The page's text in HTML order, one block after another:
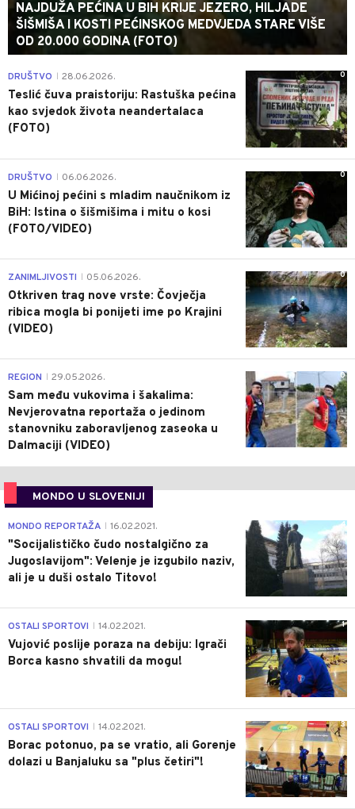
NAJDUŽA PEĆINA U BIH KRIJE JEZERO, HILJADE
ŠIŠMIŠA I KOSTI PEĆINSKOG MEDVJEDA STARE VIŠE
OD 20.000 GODINA (FOTO)
0
DRUŠTVO 28.06.2026.
Teslić čuva praistoriju: Rastuška pećina
kao svjedok života neandertalaca
(FOTO)
0
DRUŠTVO 06.06.2026.
U Mićinoj pećini s mladim naučnikom iz
BiH: Istina o šišmišima i mitu o kosi
(FOTO/VIDEO)
0
ZANIMLJIVOSTI 05.06.2026.
Otkriven trag nove vrste: Čovječja
ribica mogla bi ponijeti ime po Krajini
(VIDEO)
0
REGION 29.05.2026.
Sam među vukovima i šakalima:
Nevjerovatna reportaža o jedinom
stanovniku zaboravljenog zaseoka u
Dalmaciji (VIDEO)
MONDO U SLOVENIJI
4
MONDO REPORTAŽA 16.02.2021.
"Socijalističko čudo nostalgično za
Jugoslavijom": Velenje je izgubilo naziv,
ali je u duši ostalo Titovo!
1
OSTALI SPORTOVI 14.02.2021.
Vujović poslije poraza na debiju: Igrači
Borca kasno shvatili da mogu!
3
OSTALI SPORTOVI 14.02.2021.
Borac potonuo, pa se vratio, ali Gorenje
dolazi u Banjaluku sa "plus četiri"!